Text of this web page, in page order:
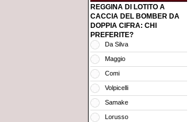
REGGINA DI LOTITO A
CACCIA DEL BOMBER DA
DOPPIA CIFRA: CHI
PREFERITE?
Da Silva
Maggio
Comi
Volpicelli
Samake
Lorusso